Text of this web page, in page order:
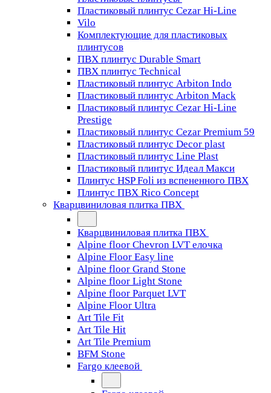
Пластиковый плинтус Cezar Hi-Line
Vilo
Комплектующие для пластиковых
плинтусов
ПВХ плинтус Durable Smart
ПВХ плинтус Technical
Пластиковый плинтус Arbiton Indo
Пластиковый плинтус Arbiton Mack
Пластиковый плинтус Cezar Hi-Line
Prestige
Пластиковый плинтус Cezar Premium 59
Пластиковый плинтус Decor plast
Пластиковый плинтус Line Plast
Пластиковый плинтус Идеал Макси
Плинтус HSP Foli из вспененного ПВХ
Плинтус ПВХ Rico Concept
Кварцвиниловая плитка ПВХ
Кварцвиниловая плитка ПВХ
Alpine floor Chevron LVT елочка
Alpine Floor Easy line
Alpine floor Grand Stone
Alpine floor Light Stone
Alpine floor Parquet LVT
Alpine Floor Ultra
Art Tile Fit
Art Tile Hit
Art Tile Premium
BFM Stone
Fargo клеевой